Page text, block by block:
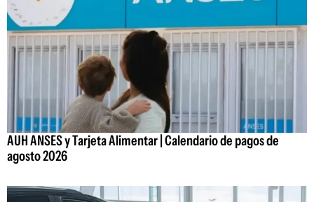
AUH ANSES y Tarjeta Alimentar | Calendario de pagos de
agosto 2026